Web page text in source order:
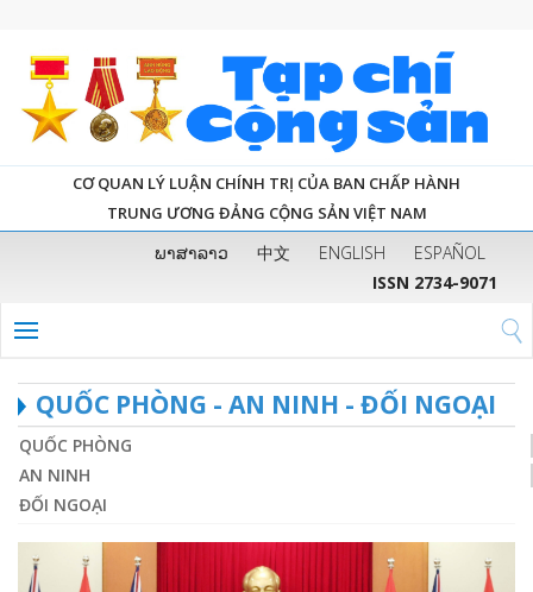
CƠ QUAN LÝ LUẬN CHÍNH TRỊ CỦA BAN CHẤP HÀNH
TRUNG ƯƠNG ĐẢNG CỘNG SẢN VIỆT NAM
ພາສາລາວ 中文 ENGLISH
ESPAÑOL
ISSN 2734-9071
QUỐC PHÒNG - AN NINH - ĐỐI NGOẠI
QUỐC PHÒNG
AN NINH
ĐỐI NGOẠI